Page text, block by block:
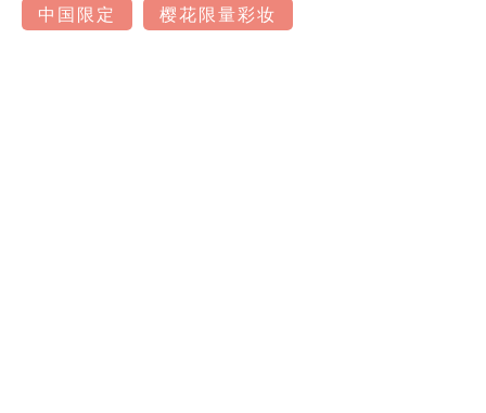
中国限定
樱花限量彩妆